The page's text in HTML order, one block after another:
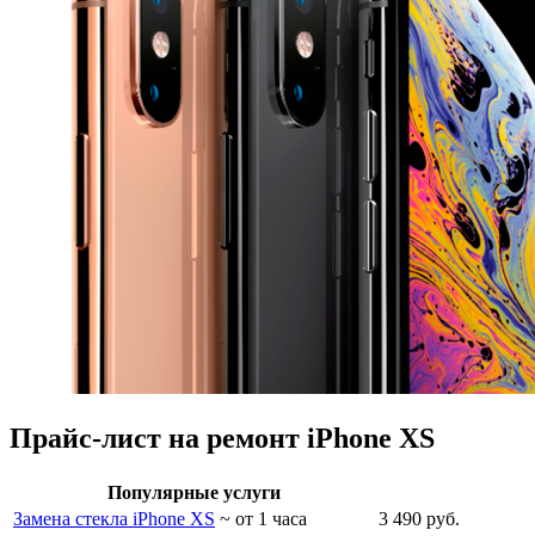
Прайс-лист на ремонт iPhone XS
Популярные услуги
Замена стекла iPhone XS ~ от 1 часа
3 490 руб.